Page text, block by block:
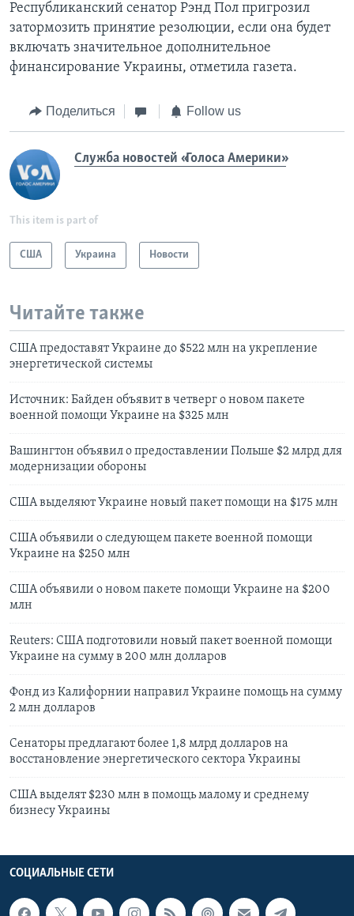
Республиканский сенатор Рэнд Пол пригрозил
затормозить принятие резолюции, если она будет
включать значительное дополнительное
финансирование Украины, отметила газета.
Поделиться Follow us
Служба новостей «Голоса Америки»
This item is part of
США Украина Новости
Читайте также
США предоставят Украине до $522 млн на укрепление
энергетической системы
Источник: Байден объявит в четверг о новом пакете
военной помощи Украине на $325 млн
Вашингтон объявил о предоставлении Польше $2 млрд для
модернизации обороны
США выделяют Украине новый пакет помощи на $175 млн
США объявили о следующем пакете военной помощи
Украине на $250 млн
США объявили о новом пакете помощи Украине на $200
млн
Reuters: США подготовили новый пакет военной помощи
Украине на сумму в 200 млн долларов
Фонд из Калифорнии направил Украине помощь на сумму
2 млн долларов
Сенаторы предлагают более 1,8 млрд долларов на
восстановление энергетического сектора Украины
США выделят $230 млн в помощь малому и среднему
бизнесу Украины
СОЦИАЛЬНЫЕ СЕТИ